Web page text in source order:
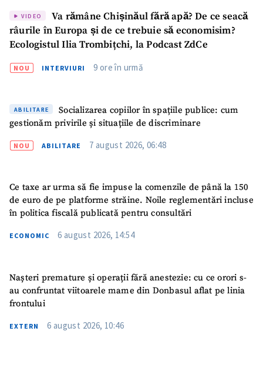
SUSȚINE
VIDEO
Va rămâne Chișinăul fără apă? De ce seacă
râurile în Europa și de ce trebuie să economisim?
Ecologistul Ilia Trombițchi, la Podcast ZdCe
NOU INTERVIURI 9 ore în urmă
ABILITARE
Socializarea copiilor în spațiile publice: cum
gestionăm privirile și situațiile de discriminare
NOU ABILITARE 7 august 2026, 06:48
Ce taxe ar urma să fie impuse la comenzile de până la 150
de euro de pe platforme străine. Noile reglementări incluse
în politica fiscală publicată pentru consultări
ECONOMIC 6 august 2026, 14:54
Nașteri premature și operații fără anestezie: cu ce orori s-
au confruntat viitoarele mame din Donbasul aflat pe linia
frontului
EXTERN 6 august 2026, 10:46